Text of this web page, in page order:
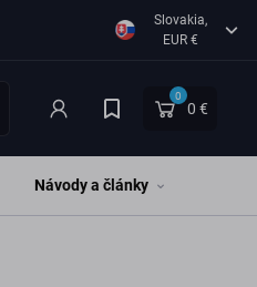
Slovakia,
EUR €
0
0 €
Návody a články